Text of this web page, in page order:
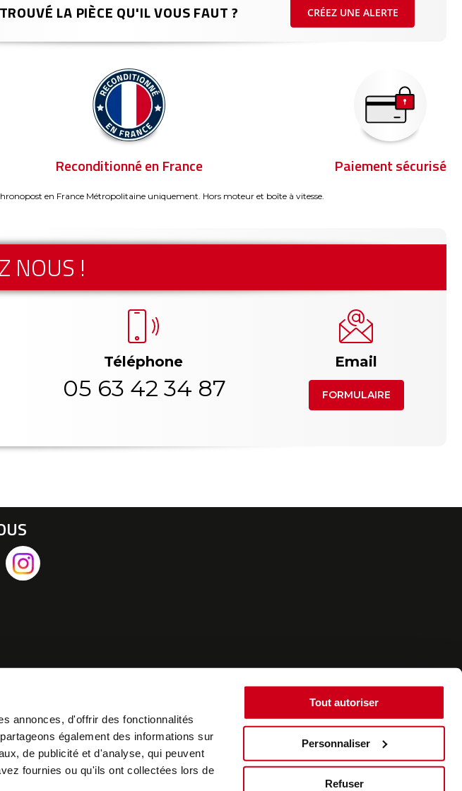
annonces, d'offrir des fonctionnalités
également des informations sur
de publicité et d'analyse, qui peuvent
fournies ou qu'ils ont collectées lors de
Tout autoriser
Personnaliser
Refuser
LA PIÈCE QU'IL VOUS FAUT ? CRÉEZ UNE ALERTE
Reconditionné en France Paiement sécurisé
en France Métropolitaine uniquement. Hors moteur et boîte à vitesse.
NOUS !
Téléphone
05 63 42 34 87
Email
FORMULAIRE
©2022 - SurplusAuto - Réalisation : datasolution.fr